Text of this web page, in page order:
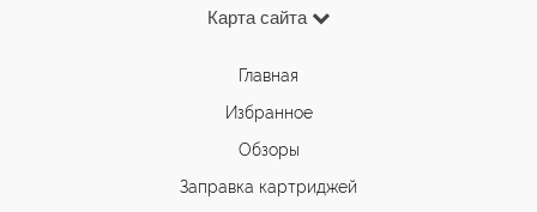
Карта сайта
Главная
Избранное
Обзоры
Заправка картриджей